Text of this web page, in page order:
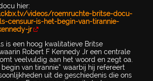
hier:
videos/roemruchte-britse-docu-
censuur-is-het-begin-van-tirannie-
jr
is een hoog kwalitatieve Britse
Robert F Kennedy Jr een centrale
veelvuldig aan het woord en zegt oa.
begin van tirannie” waarbij hij refereert
uit de geschiedenis die ons